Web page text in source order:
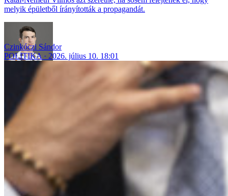
melyik épületből írányították a propagandát.
Czinkóczi Sándor
POLITIKA
2026. július 10. 18:01